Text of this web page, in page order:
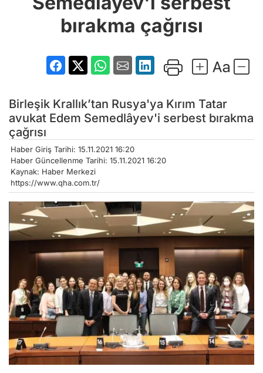
bırakma çağrısı
Birleşik Krallık’tan Rusya'ya Kırım Tatar
avukat Edem Semedlâyev'i serbest bırakma
çağrısı
Haber Giriş Tarihi: 15.11.2021 16:20
Haber Güncellenme Tarihi: 15.11.2021 16:20
Kaynak: Haber Merkezi
https://www.qha.com.tr/